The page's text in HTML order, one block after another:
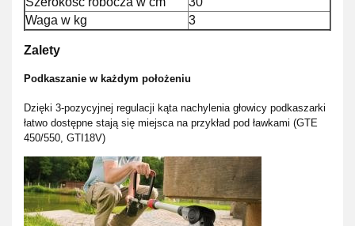
Waga w kg
3
Zalety
Podkaszanie w każdym położeniu
Dzięki 3-pozycyjnej regulacji kąta nachylenia głowicy podkaszarki
łatwo dostępne stają się miejsca na przykład pod ławkami (GTE
450/550, GTI18V)